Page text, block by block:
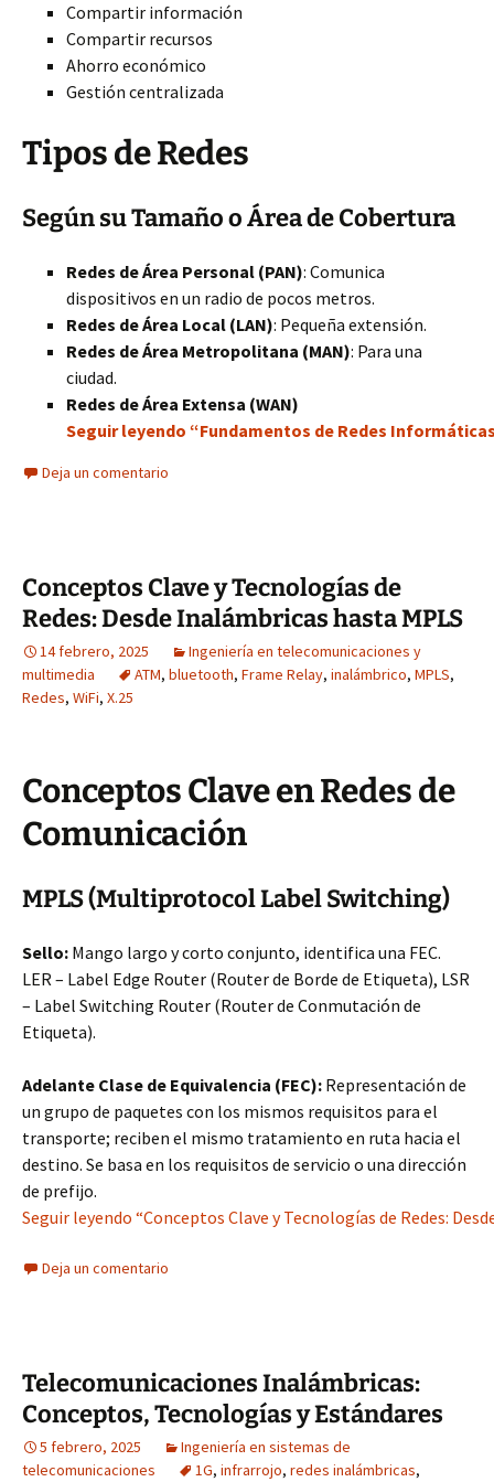
Compartir información
Compartir recursos
Ahorro económico
Gestión centralizada
Tipos de Redes
Según su Tamaño o Área de Cobertura
Redes de Área Personal (PAN): Comunica
dispositivos en un radio de pocos metros.
Redes de Área Local (LAN): Pequeña extensión.
Redes de Área Metropolitana (MAN): Para una
ciudad.
Redes de Área Extensa (WAN)
Seguir leyendo “Fundamentos de Redes
Deja un comentario
Conceptos Clave y Tecnologías de
Redes: Desde Inalámbricas hasta MPLS
14 febrero, 2025
Ingeniería en telecomunicaciones y
multimedia
ATM, bluetooth, Frame Relay, inalámbrico, MPLS,
Redes, WiFi, X.25
Conceptos Clave en Redes de
Comunicación
MPLS (Multiprotocol Label Switching)
Sello: Mango largo y corto conjunto, identifica una FEC.
LER – Label Edge Router (Router de Borde de Etiqueta), LSR
– Label Switching Router (Router de Conmutación de
Etiqueta).
Adelante Clase de Equivalencia (FEC): Representación de
un grupo de paquetes con los mismos requisitos para el
transporte; reciben el mismo tratamiento en ruta hacia el
destino. Se basa en los requisitos de servicio o una dirección
de prefijo.
Seguir leyendo “Conceptos Clave y Tecnologías de Redes:
Deja un comentario
Telecomunicaciones Inalámbricas:
Conceptos, Tecnologías y Estándares
5 febrero, 2025
Ingeniería en sistemas de
telecomunicaciones
1G, infrarrojo, redes inalámbricas,